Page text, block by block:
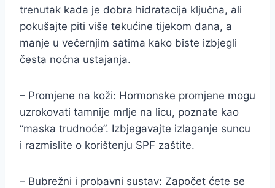
trenutak kada je dobra hidratacija ključna, ali
pokušajte piti više tekućine tijekom dana, a
manje u večernjim satima kako biste izbjegli
česta noćna ustajanja.
– Promjene na koži: Hormonske promjene mogu
uzrokovati tamnije mrlje na licu, poznate kao
“maska trudnoće”. Izbjegavajte izlaganje suncu
i razmislite o korištenju SPF zaštite.
– Bubrežni i probavni sustav: Započet ćete se